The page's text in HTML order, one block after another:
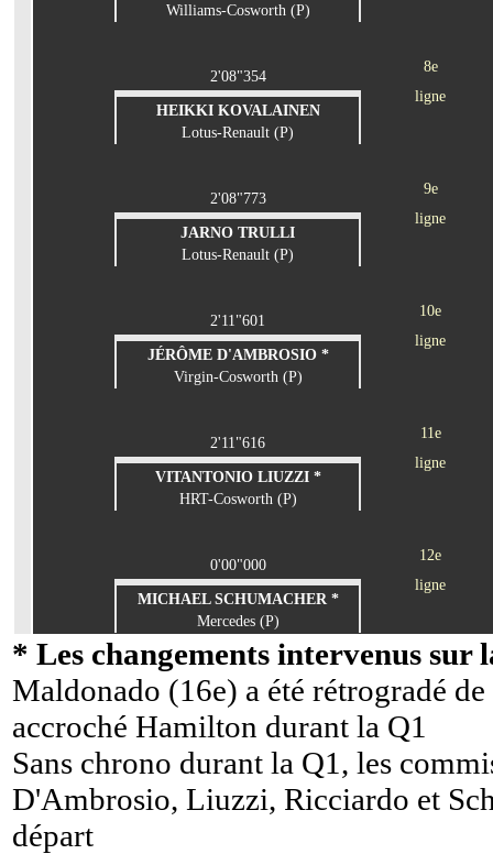
Williams-Cosworth (P)
8e
ligne
2'08"354
HEIKKI KOVALAINEN
Lotus-Renault (P)
9e
ligne
2'08"773
JARNO TRULLI
Lotus-Renault (P)
10e
ligne
2'11"601
JÉRÔME D'AMBROSIO *
Virgin-Cosworth (P)
11e
ligne
2'11"616
VITANTONIO LIUZZI *
HRT-Cosworth (P)
12e
ligne
0'00"000
MICHAEL SCHUMACHER *
Mercedes (P)
* Les changements intervenus sur
Maldonado (16e) a été rétrogradé
accroché Hamilton durant la Q1
Sans chrono durant la Q1, les
D'Ambrosio, Liuzzi, Ricciardo et
départ